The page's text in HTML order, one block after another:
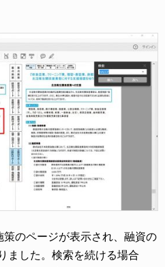
のページが表示され、融資の
ました。検索を続ける場合